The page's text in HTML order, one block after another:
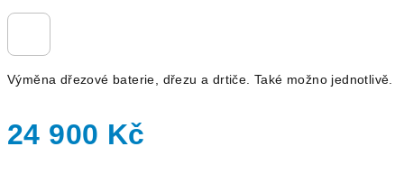
Výměna dřezové baterie, dřezu a drtiče. Také možno jednotlivě.
24 900 Kč